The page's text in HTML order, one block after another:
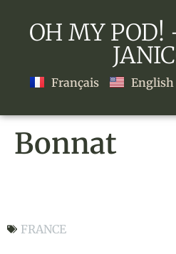
OH MY POD!
Français English
Bonnat
FRANCE